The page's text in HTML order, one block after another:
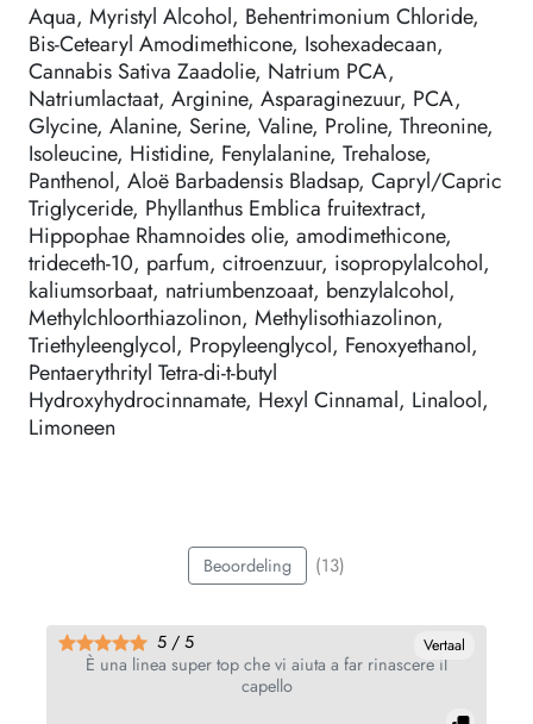
Aqua, Myristyl Alcohol, Behentrimonium Chloride,
Bis-Cetearyl Amodimethicone, Isohexadecaan,
Cannabis Sativa Zaadolie, Natrium PCA,
Natriumlactaat, Arginine, Asparaginezuur, PCA,
Glycine, Alanine, Serine, Valine, Proline, Threonine,
Isoleucine, Histidine, Fenylalanine, Trehalose,
Panthenol, Aloë Barbadensis Bladsap, Capryl/Capric
Triglyceride, Phyllanthus Emblica fruitextract,
Hippophae Rhamnoides olie, amodimethicone,
trideceth-10, parfum, citroenzuur, isopropylalcohol,
kaliumsorbaat, natriumbenzoaat, benzylalcohol,
Methylchloorthiazolinon, Methylisothiazolinon,
Triethyleenglycol, Propyleenglycol, Fenoxyethanol,
Pentaerythrityl Tetra-di-t-butyl
Hydroxyhydrocinnamate, Hexyl Cinnamal, Linalool,
Limoneen
Beoordeling (13)
Vertaal
È una linea super top che vi aiuta a far rinascere il
capello
5 / 5